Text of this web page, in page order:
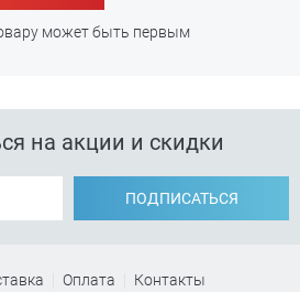
может быть первым
на акции и скидки
ПОДПИСАТЬСЯ
Оплата
Контакты